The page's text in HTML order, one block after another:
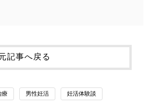
記事へ戻る
療 男性妊活 妊活体験談